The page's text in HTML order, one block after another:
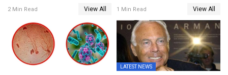
2 Min Read View All
കാരിക്ക് രോഗമുക്തി
1 Min Read View All
LATEST NEWS